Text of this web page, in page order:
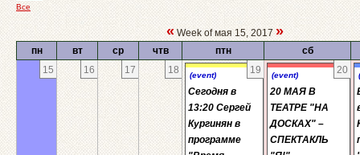
Все
«Week of мая 15, 2017»
пн вт ср чтв птн
сб
15
16 17 18 19
(event)
Сегодня в
13:20 Сергей
Кургинян в
программе
20
(event)
20 МАЯ В
ТЕАТРЕ "НА
ДОСКАХ" –
СПЕКТАКЛЬ